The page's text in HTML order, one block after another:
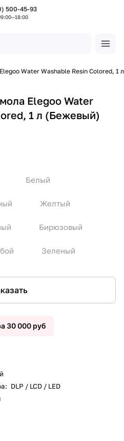
500-45-93
Water Washable Resin Colored, 1 л
Elegoo Water
1 л (Бежевый)
Белый
Желтый
Бирюзовый
Зеленый
30 000 руб
: DLP / LCD / LED